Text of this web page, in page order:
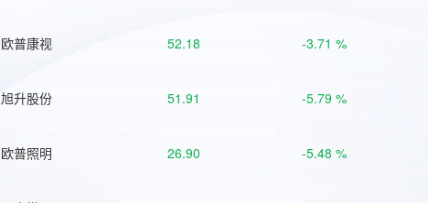
欧普康视 52.18 -3.71 %
旭升股份 51.91 -5.79 %
欧普照明 26.90 -5.48 %